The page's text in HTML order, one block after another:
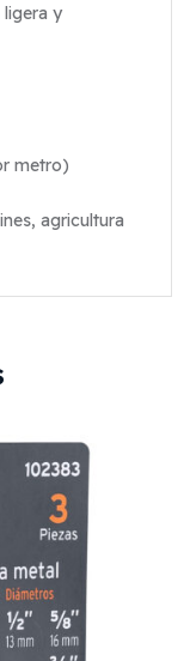
ligera y
metro)
agricultura